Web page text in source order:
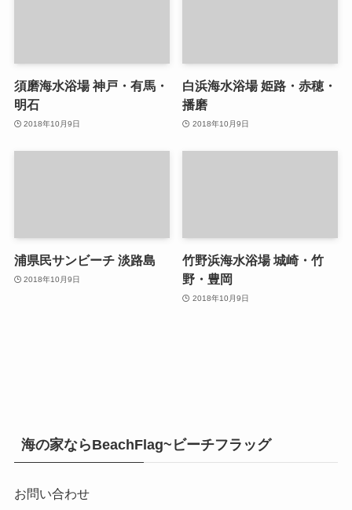
須磨海水浴場 神戸・有馬・
明石
2018年10月9日
白浜海水浴場 姫路・赤穂・
播磨
2018年10月9日
浦県民サンビーチ 淡路島
2018年10月9日
竹野浜海水浴場 城崎・竹
野・豊岡
2018年10月9日
海の家ならBeachFlag~ビーチフラッグ
お問い合わせ